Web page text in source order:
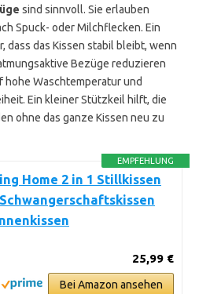
sind sinnvoll. Sie erlauben
Spuck- oder Milchflecken. Ein
dass das Kissen stabil bleibt, wenn
Bezüge reduzieren
Waschtemperatur und
Ein kleiner Stützkeil hilft, die
ohne das ganze Kissen neu zu
EMPFEHLUNG
Home 2 in 1 Stillkissen
25,99 €
Bei Amazon ansehen